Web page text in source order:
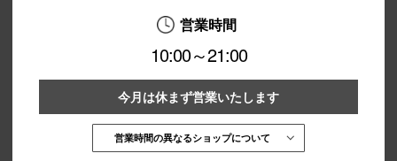
営業時間
10:00～21:00
今月は休まず営業いたします
営業時間の異なるショップについて